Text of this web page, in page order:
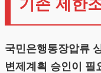
기존 제한
국민은행통장압류
변제계획 승인이 필